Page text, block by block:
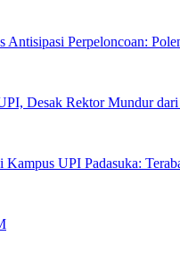
Antisipasi Perpeloncoan:
Desak Rektor Mundur dari
Kampus UPI Padasuka: